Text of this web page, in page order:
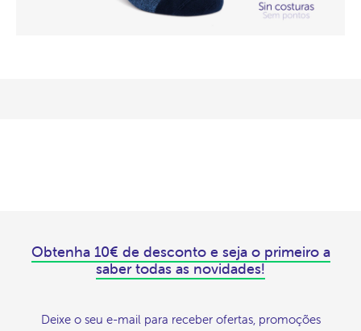
Obtenha 10€ de desconto e seja o primeiro a
saber todas as novidades!
Deixe o seu e-mail para receber ofertas, promoções